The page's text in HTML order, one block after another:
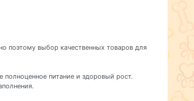
поэтому выбор качественных товаров для
питание и здоровый рост.